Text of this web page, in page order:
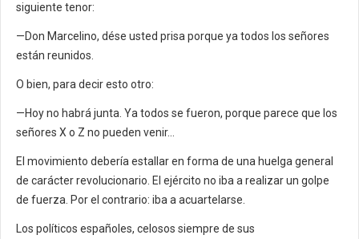
siguiente tenor:
—Don Marcelino, dése usted prisa porque ya todos los señores
están reunidos.
O bien, para decir esto otro:
—Hoy no habrá junta. Ya todos se fueron, porque parece que los
señores X o Z no pueden venir…
El movimiento debería estallar en forma de una huelga general
de carácter revolucionario. El ejército no iba a realizar un golpe
de fuerza. Por el contrario: iba a acuartelarse.
Los políticos españoles, celosos siempre de sus